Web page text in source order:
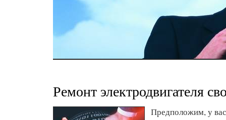
Ремонт электродвигателя
Предположим, у